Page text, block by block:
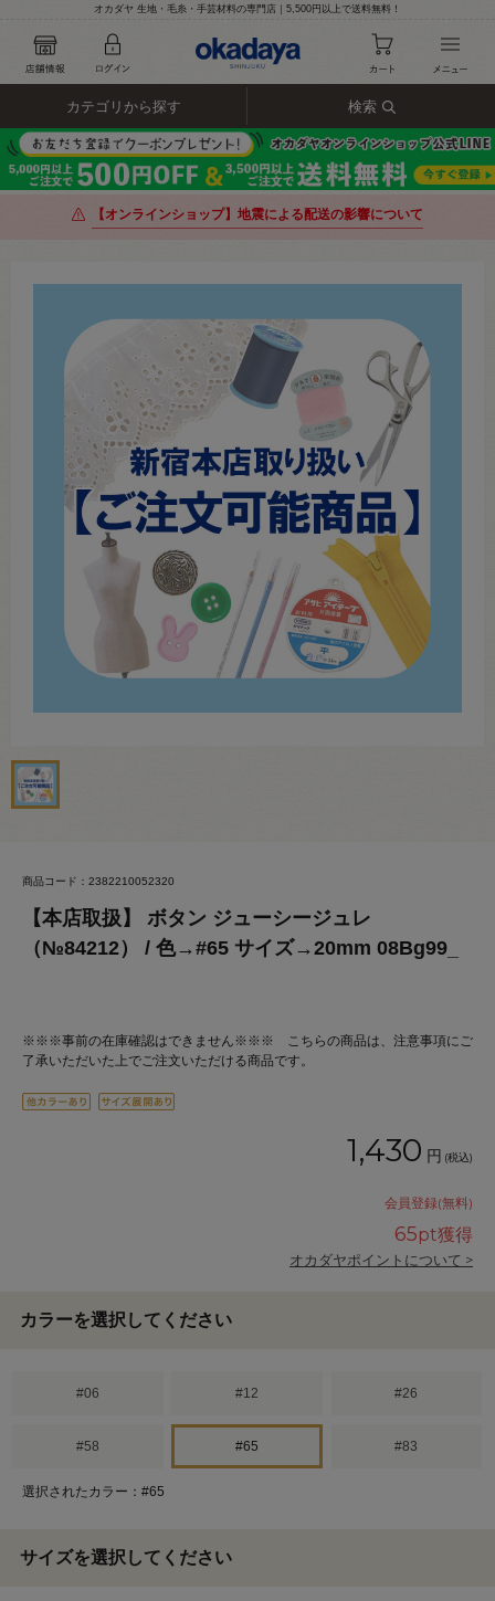
オカダヤ 生地・毛糸・手芸材料の専門店｜5,500円以上で送料無料！
カテゴリから探す 検索
【オンラインショップ】地震による配送の影響について
商品コード：2382210052320
【本店取扱】 ボタン ジューシージュレ
（№84212） / 色→#65 サイズ→20mm 08Bg99_
※※※事前の在庫確認はできません※※※ こちらの商品は、注意事項にご
了承いただいた上でご注文いただける商品です。
1,430 円 (税込)
会員登録(無料)
65pt獲得
オカダヤポイントについて >
カラーを選択してください
#06 #12 #26
#58 #65 #83
選択されたカラー：#65
サイズを選択してください